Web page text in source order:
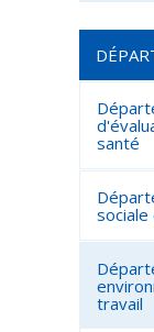
santé
travail